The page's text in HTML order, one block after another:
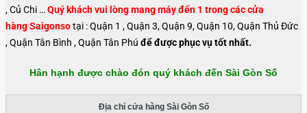
, Củ Chi … Quý khách vui lòng mang máy đến 1 trong các cửa
hàng Saigonsotại : Quận 1 , Quận 3, Quận 9, Quận 10, Quận Thủ Đức
, Quận Tân Bình , Quận Tân Phú để được phục vụ tốt nhất.
Hân hạnh được chào đón quý khách đến Sài Gòn Số
Địa chỉ cửa hàng Sài Gòn Số